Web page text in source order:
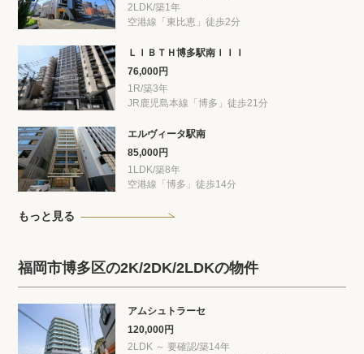
2LDK/築1年
空港線「東比恵」徒歩2分
ＬＩＢＴＨ博多駅南ＩＩＩ
76,000円
1R/築3年
JR鹿児島本線「博多」徒歩21分
エルヴィータ駅南
85,000円
1LDK/築8年
空港線「博多」徒歩14分
もっと見る
福岡市博多区の2K/2DK/2LDKの物件
アムシュトラーセ
120,000円
2LDK ～ 要確認/築14年